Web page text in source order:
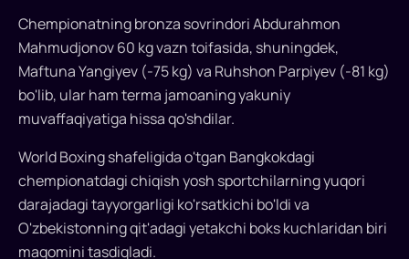
o'rinni
egallab,
ajoyib
natija
ko'rsatdi...
Chempionatning bronza sovrindori Abdurahmon
Mahmudjonov 60 kg vazn toifasida, shuningdek,
Maftuna Yangiyev (-75 kg) va Ruhshon Parpiyev (-81 kg)
bo'lib, ular ham terma jamoaning yakuniy
muvaffaqiyatiga hissa qo'shdilar.
World Boxing shafeligida o'tgan Bangkokdagi
chempionatdagi chiqish yosh sportchilarning yuqori
darajadagi tayyorgarligi ko'rsatkichi bo'ldi va
O'zbekistonning qit'adagi yetakchi boks kuchlaridan biri
maqomini tasdiqladi.